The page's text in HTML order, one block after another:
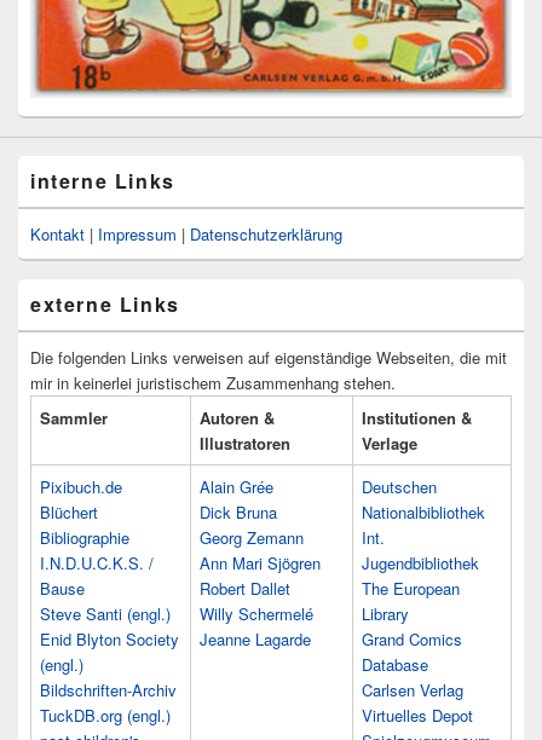
interne Links
Kontakt | Impressum | Datenschutzerklärung
externe Links
Die folgenden Links verweisen auf eigenständige Webseiten, die mit
mir in keinerlei juristischem Zusammenhang stehen.
Sammler
Autoren &
Illustratoren
Institutionen &
Verlage
Pixibuch.de
Blüchert
Bibliographie
I.N.D.U.C.K.S. /
Bause
Steve Santi (engl.)
Enid Blyton Society
(engl.)
Bildschriften-Archiv
TuckDB.org (engl.)
Alain Grée
Dick Bruna
Georg Zemann
Ann Mari Sjögren
Robert Dallet
Willy Schermelé
Jeanne Lagarde
Deutschen
Nationalbibliothek
Int.
Jugendbibliothek
The European
Library
Grand Comics
Database
Carlsen Verlag
Virtuelles Depot